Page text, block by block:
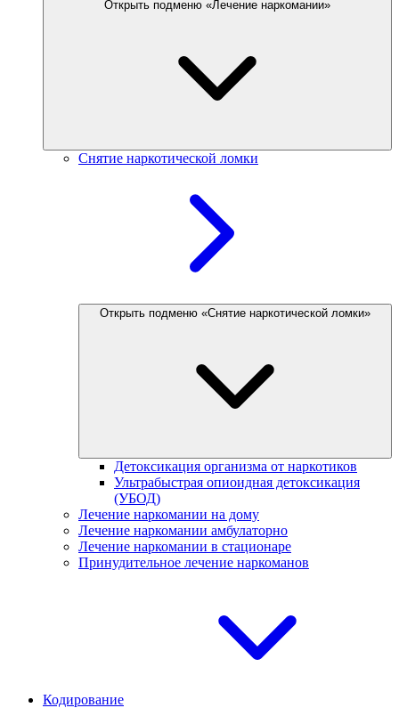
Открыть подменю «Лечение наркомании»
Снятие наркотической ломки
Открыть подменю «Снятие наркотической ломки»
Детоксикация организма от наркотиков
Ультрабыстрая опиоидная детоксикация
(УБОД)
Лечение наркомании на дому
Лечение наркомании амбулаторно
Лечение наркомании в стационаре
Принудительное лечение наркоманов
Кодирование